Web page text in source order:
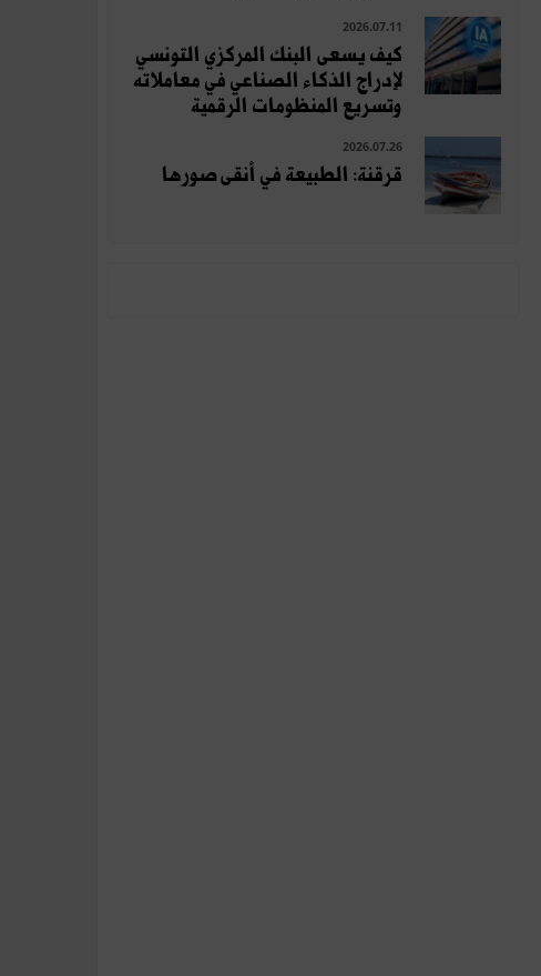
2026.07.11
كيف يسعى البنك المركزي التونسي
لإدراج الذكاء الصناعي في معاملاته
وتسريع المنظومات الرقمية
2026.07.26
قرقنة: الطبيعة في أنقى صورها